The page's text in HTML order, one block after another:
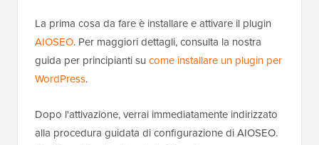
La prima cosa da fare è installare e attivare il plugin
AIOSEO. Per maggiori dettagli, consulta la nostra
guida per principianti su come installare un plugin per
WordPress.
Dopo l'attivazione, verrai immediatamente indirizzato
alla procedura guidata di configurazione di AIOSEO.